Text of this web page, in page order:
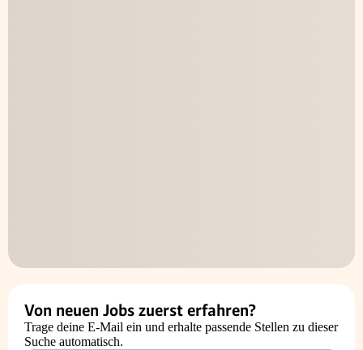
Von neuen Jobs zuerst erfahren?
Trage deine E-Mail ein und erhalte passende Stellen zu dieser
Suche automatisch.